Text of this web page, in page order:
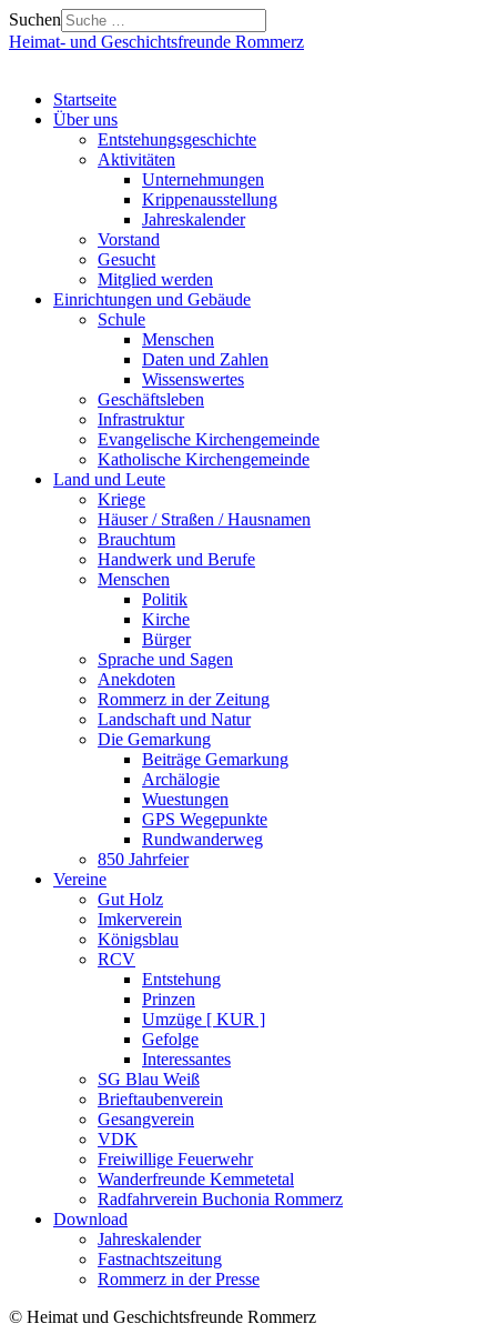
Suchen
Heimat- und Geschichtsfreunde Rommerz
Startseite
Über uns
Entstehungsgeschichte
Aktivitäten
Unternehmungen
Krippenausstellung
Jahreskalender
Vorstand
Gesucht
Mitglied werden
Einrichtungen und Gebäude
Schule
Menschen
Daten und Zahlen
Wissenswertes
Geschäftsleben
Infrastruktur
Evangelische Kirchengemeinde
Katholische Kirchengemeinde
Land und Leute
Kriege
Häuser / Straßen / Hausnamen
Brauchtum
Handwerk und Berufe
Menschen
Politik
Kirche
Bürger
Sprache und Sagen
Anekdoten
Rommerz in der Zeitung
Landschaft und Natur
Die Gemarkung
Beiträge Gemarkung
Archälogie
Wuestungen
GPS Wegepunkte
Rundwanderweg
850 Jahrfeier
Vereine
Gut Holz
Imkerverein
Königsblau
RCV
Entstehung
Prinzen
Umzüge [ KUR ]
Gefolge
Interessantes
SG Blau Weiß
Brieftaubenverein
Gesangverein
VDK
Freiwillige Feuerwehr
Wanderfreunde Kemmetetal
Radfahrverein Buchonia Rommerz
Download
Jahreskalender
Fastnachtszeitung
Rommerz in der Presse
© Heimat und Geschichtsfreunde Rommerz